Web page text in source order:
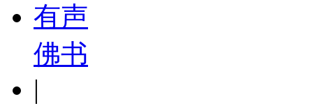
有声
佛书
|